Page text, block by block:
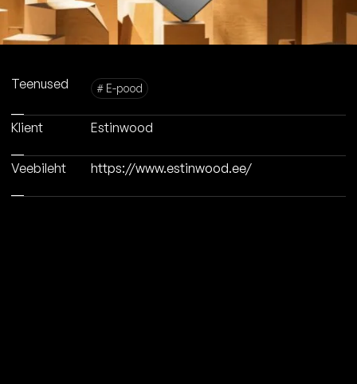
Teenused # E-pood
Klient Estinwood
Veebileht https://www.estinwood.ee/